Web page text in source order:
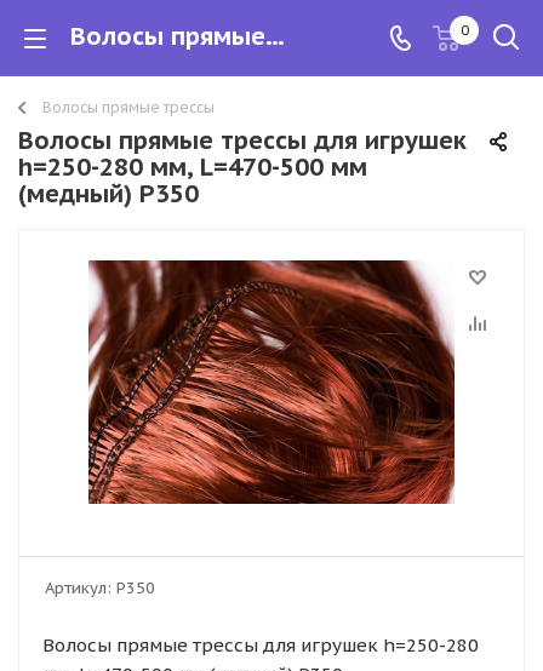
Волосы прямые трессы для игрушек h=250-280 мм, L=470-500 мм (медный) Р350 0
Волосы прямые трессы
Волосы прямые трессы для игрушек
h=250-280 мм, L=470-500 мм
(медный) Р350
Артикул: Р350
Волосы прямые трессы для игрушек h=250-280